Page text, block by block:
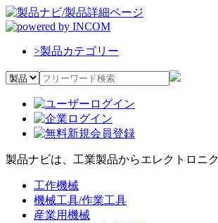
>製品カテゴリー
製品ナビは、工業製品からエレクトロニ
工作機械
機械工具/作業工具
産業用機械